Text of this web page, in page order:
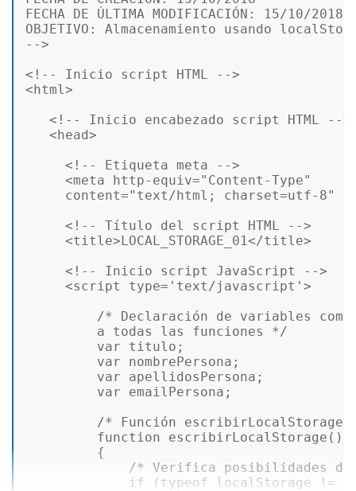
FECHA DE ÚLTIMA MODIFICACIÓN: 15/10/2018
OBJETIVO: Almacenamiento usando
-->
<!-- Inicio script HTML -->
<html>
<!-- Inicio encabezado script HTML -->
<head>
<!-- Etiqueta meta -->
<meta http-equiv="Content-Type"
content="text/html; charset=utf-8"
<!-- Título del script HTML -->
<title>LOCAL_STORAGE_01</title>
<!-- Inicio script JavaScript -->
<script type= 'text/javascript' >
/* Declaración de variables
a todas las funciones */
var titulo;
var nombrePersona;
var apellidosPersona;
var emailPersona;
/* Función escribirLocalStorage
function
escribirLocalStorage (
{
/* Verifica posibilidades de
if
( typeof localStorage !=